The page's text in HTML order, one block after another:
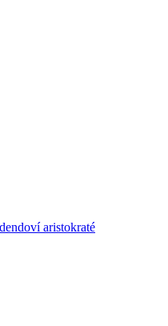
aristokraté